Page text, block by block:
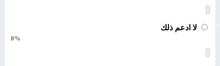
لا ادعم ذلك
0%